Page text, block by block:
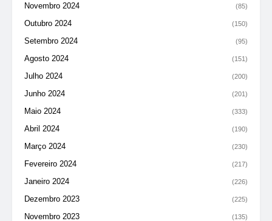
Novembro 2024 (85)
Outubro 2024 (150)
Setembro 2024 (95)
Agosto 2024 (151)
Julho 2024 (200)
Junho 2024 (201)
Maio 2024 (333)
Abril 2024 (190)
Março 2024 (230)
Fevereiro 2024 (217)
Janeiro 2024 (226)
Dezembro 2023 (225)
Novembro 2023 (135)